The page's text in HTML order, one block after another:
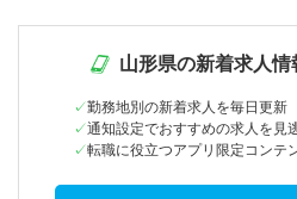
山形県の新着求人
勤務地別の新着求人を毎日更新
通知設定でおすすめの求人を見
転職に役立つアプリ限定コンテ